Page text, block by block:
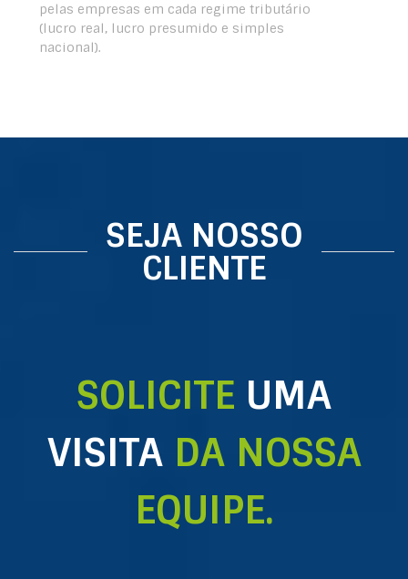
pelas empresas em cada regime tributário
(lucro real, lucro presumido e simples
nacional).
SEJA NOSSO
CLIENTE
SOLICITE UMA
VISITADA NOSSA
EQUIPE.